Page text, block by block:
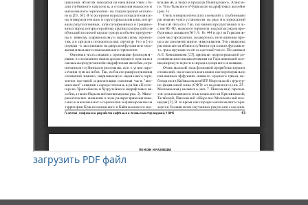
загрузить PDF файл